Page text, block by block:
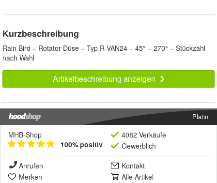
Kurzbeschreibung
Rain Bird – Rotator Düse – Typ R-VAN24 – 45° – 270° – Stückzahl
nach Wahl
Artikelbeschreibung anzeigen
Platin
MHB-Shop
100% positiv
4082 Verkäufe
Gewerblich
Anrufen
Kontakt
Merken
Alle Artikel